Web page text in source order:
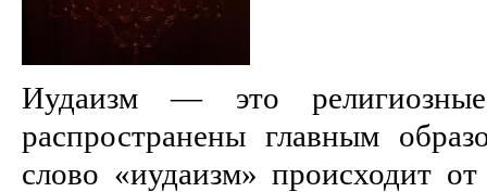
Иудаизм — это
распространены главным
слово «иудаизм» происходит